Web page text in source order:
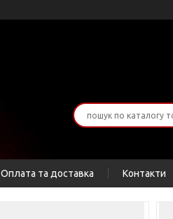
Оплата та доставка Контакти